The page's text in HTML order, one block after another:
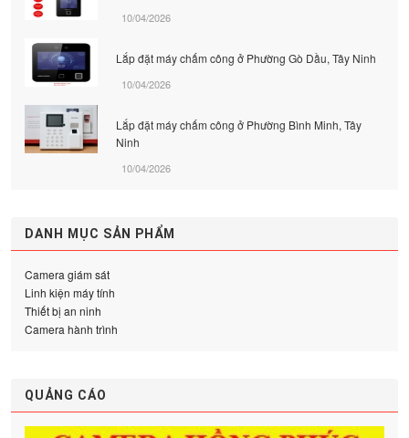
10/04/2026
Lắp đặt máy chấm công ở Phường Gò Dầu, Tây Ninh
10/04/2026
Lắp đặt máy chấm công ở Phường Bình Minh, Tây
Ninh
10/04/2026
DANH MỤC SẢN PHẨM
Camera giám sát
Linh kiện máy tính
Thiết bị an ninh
Camera hành trình
QUẢNG CÁO